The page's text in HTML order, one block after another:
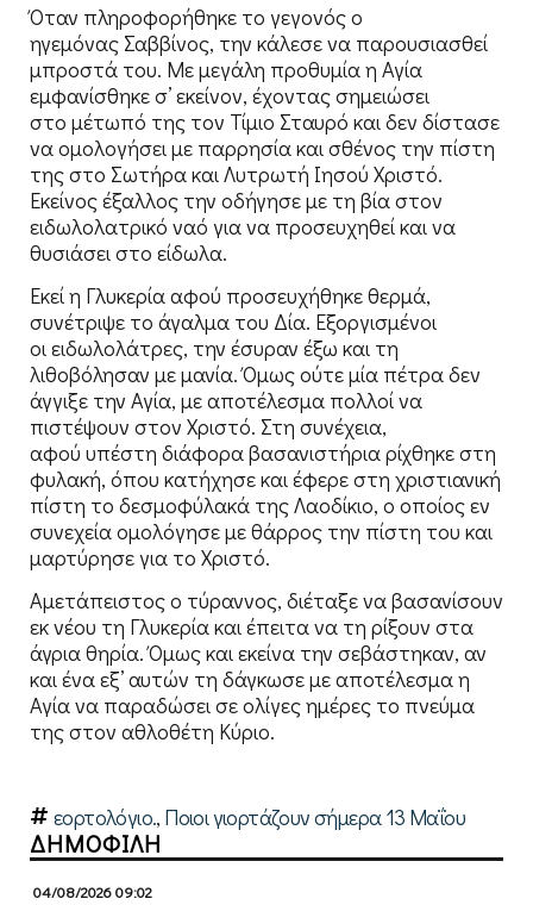
Όταν πληροφορήθηκε το γεγονός ο
ηγεμόνας Σαββίνος, την κάλεσε να παρουσιασθεί
μπροστά του. Με μεγάλη προθυμία η Αγία
εμφανίσθηκε σ’ εκείνον, έχοντας σημειώσει
στο μέτωπό της τον Τίμιο Σταυρό και δεν δίστασε
να ομολογήσει με παρρησία και σθένος την πίστη
της στο Σωτήρα και Λυτρωτή Ιησού Χριστό.
Εκείνος έξαλλος την οδήγησε με τη βία στον
ειδωλολατρικό ναό για να προσευχηθεί και να
θυσιάσει στο είδωλα.
Εκεί η Γλυκερία αφού προσευχήθηκε θερμά,
συνέτριψε το άγαλμα του Δία. Εξοργισμένοι
οι ειδωλολάτρες, την έσυραν έξω και τη
λιθοβόλησαν με μανία. Όμως ούτε μία πέτρα δεν
άγγιξε την Αγία, με αποτέλεσμα πολλοί να
πιστέψουν στον Χριστό. Στη συνέχεια,
αφού υπέστη διάφορα βασανιστήρια ρίχθηκε στη
φυλακή, όπου κατήχησε και έφερε στη χριστιανική
πίστη το δεσμοφύλακά της Λαοδίκιο, ο οποίος εν
συνεχεία ομολόγησε με θάρρος την πίστη του και
μαρτύρησε για το Χριστό.
Αμετάπειστος ο τύραννος, διέταξε να βασανίσουν
εκ νέου τη Γλυκερία και έπειτα να τη ρίξουν στα
άγρια θηρία. Όμως και εκείνα την σεβάστηκαν, αν
και ένα εξ’ αυτών τη δάγκωσε με αποτέλεσμα η
Αγία να παραδώσει σε ολίγες ημέρες το πνεύμα
της στον αθλοθέτη Κύριο.
εορτολόγιο., Ποιοι γιορτάζουν σήμερα 13 Μαΐου
ΔΗΜΟΦΙΛΗ
04/08/2026 09:02